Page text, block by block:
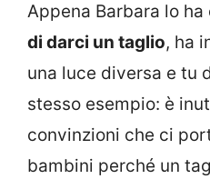
Appena Barbara lo
di darci un taglio, ha
una luce diversa e tu
stesso esempio: è
convinzioni che ci
bambini perché un